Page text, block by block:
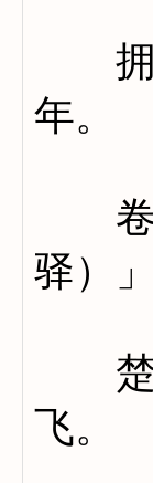
拥
年。
卷
驿）
楚
飞。